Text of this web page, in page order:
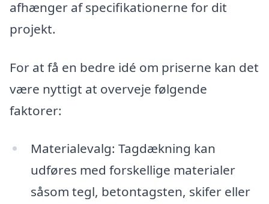
afhænger af specifikationerne for dit
projekt.
For at få en bedre idé om priserne kan det
være nyttigt at overveje følgende
faktorer:
Materialevalg: Tagdækning kan
udføres med forskellige materialer
såsom tegl, betontagsten, skifer eller